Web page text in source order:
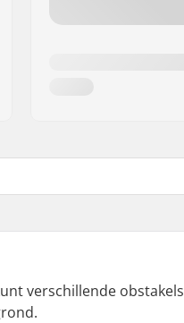
verschillende obstakels